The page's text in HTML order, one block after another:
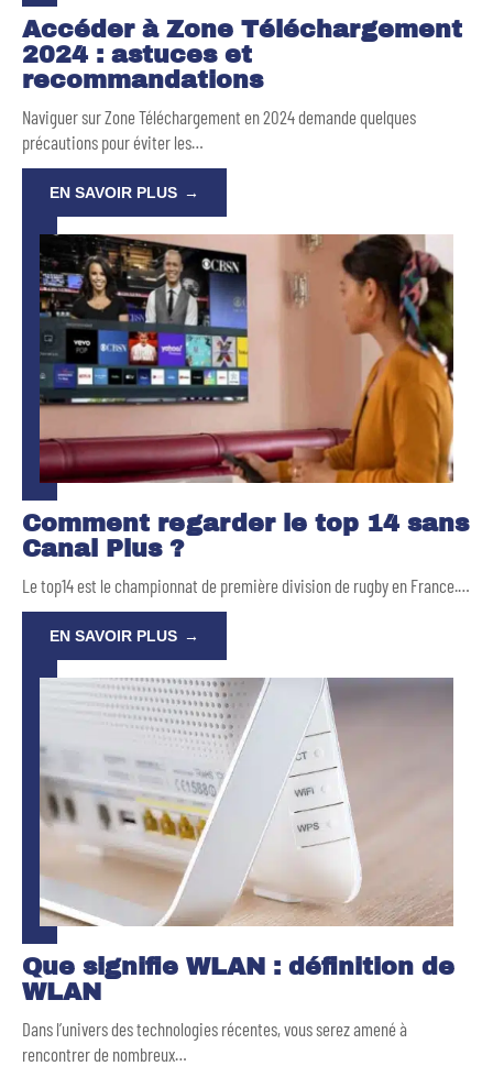
Accéder à Zone Téléchargement
2024 : astuces et
recommandations
Naviguer sur Zone Téléchargement en 2024 demande quelques
précautions pour éviter les…
EN SAVOIR PLUS
Comment regarder le top 14 sans
Canal Plus ?
Le top14 est le championnat de première division de rugby en France.…
EN SAVOIR PLUS
Que signifie WLAN : définition de
WLAN
Dans l’univers des technologies récentes, vous serez amené à
rencontrer de nombreux…